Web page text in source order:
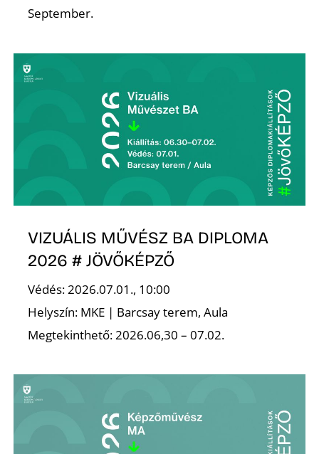
September.
VIZUÁLIS MŰVÉSZ BA DIPLOMA
2026 # JÖVŐKÉPZŐ
Védés: 2026.07.01., 10:00
Helyszín: MKE | Barcsay terem, Aula
Megtekinthető: 2026.06,30 – 07.02.